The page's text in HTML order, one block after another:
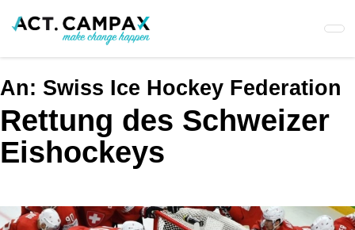
An: Swiss Ice Hockey Federation
Rettung des Schweizer
Eishockeys